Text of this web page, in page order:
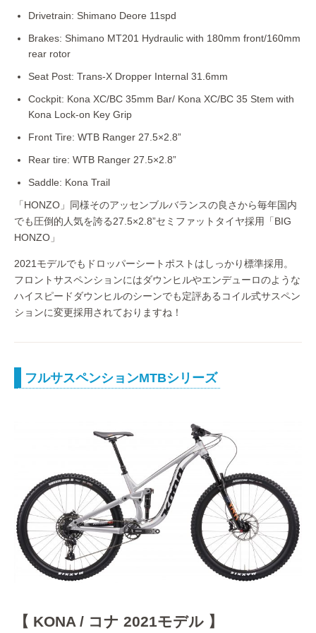
Drivetrain: Shimano Deore 11spd
Brakes: Shimano MT201 Hydraulic with 180mm front/160mm
rear rotor
Seat Post: Trans-X Dropper Internal 31.6mm
Cockpit: Kona XC/BC 35mm Bar/ Kona XC/BC 35 Stem with
Kona Lock-on Key Grip
Front Tire: WTB Ranger 27.5×2.8”
Rear tire: WTB Ranger 27.5×2.8”
Saddle: Kona Trail
「HONZO」同様そのアッセンブルバランスの良さから毎年国内
でも圧倒的人気を誇る27.5×2.8”セミファットタイヤ採用「BIG
HONZO」
2021モデルでもドロッパーシートポストはしっかり標準採用。
フロントサスペンションにはダウンヒルやエンデューロのような
ハイスピードダウンヒルのシーンでも定評あるコイル式サスペン
ションに変更採用されておりますね！
フルサスペンションMTBシリーズ
【 KONA / コナ 2021モデル 】